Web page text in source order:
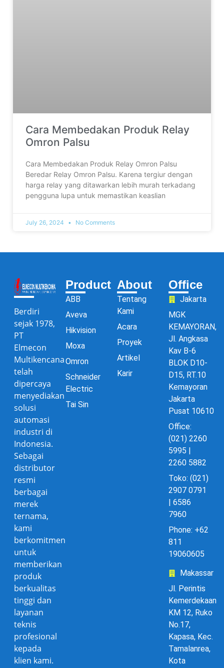
Cara Membedakan Produk Relay
Omron Palsu
Cara Membedakan Produk Relay Omron Palsu
Beredar Relay Omron Palsu. Karena tergiur dengan
harga relay yang ditawarkan lebih murah terkadang
pengguna lupa untuk memastikan keaslian
July 26, 2024 No Comments
Berdiri
sejak 1978,
PT
Elmecon
Multikencana
telah
dipercaya
menyediakan
solusi
automasi
industri di
Indonesia.
Sebagai
distributor
resmi
berbagai
merek
ternama,
kami
berkomitmen
untuk
memberikan
produk
berkualitas
tinggi dan
layanan
teknis
profesional
kepada
klien kami.
Product
ABB
Aveva
Hikvision
Moxa
Omron
Schneider
Electric
Tai Sin
About
Tentang
Kami
Acara
Proyek
Artikel
Karir
Office
Jakarta
MGK
KEMAYORAN,
Jl. Angkasa
Kav B-6
BLOK D10-
D15, RT.10
Kemayoran
Jakarta
Pusat 10610
Office:
(021) 2260
5995 |
2260 5882
Toko: (021)
2907 0791
| 6586
7960
Phone: +62
811
19060605
Makassar
Jl. Perintis
Kemerdekaan
KM 12, Ruko
No.17,
Kapasa, Kec.
Tamalanrea,
Kota